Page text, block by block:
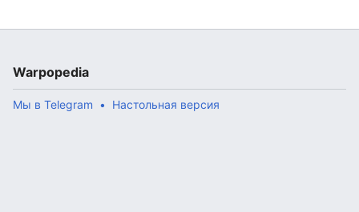
Warpopedia
Мы в Telegram Настольная версия